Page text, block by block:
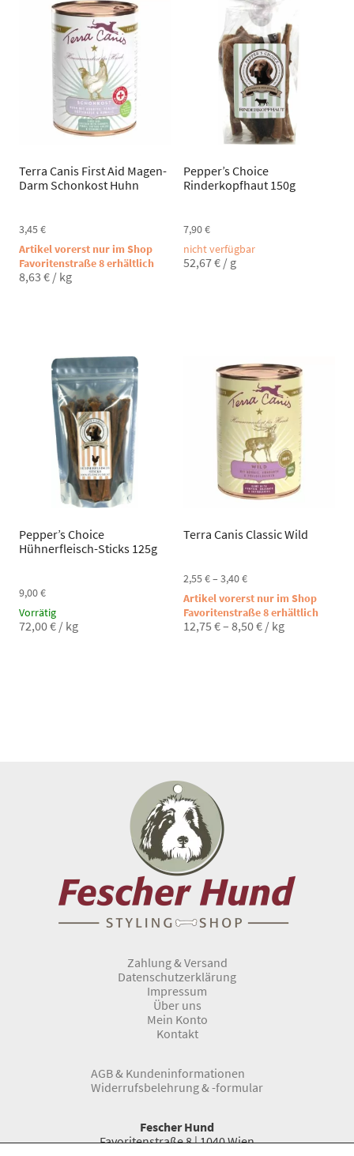
Terra Canis First Aid Magen-
Darm Schonkost Huhn
3,45€
Artikel vorerst nur im Shop
Favoritenstraße 8 erhältlich
8,63 € / kg
Pepper’s Choice
Rinderkopfhaut 150g
7,90€
nicht verfügbar
52,67€ / g
Pepper’s Choice
Hühnerfleisch-Sticks 125g
9,00€
Vorrätig
72,00€ / kg
Terra Canis Classic Wild
2,55€– 3,40€
Artikel vorerst nur im Shop
Favoritenstraße 8 erhältlich
12,75 €– 8,50€ / kg
Zahlung & Versand
Datenschutzerklärung
Impressum
Über uns
Mein Konto
Kontakt
AGB & Kundeninformationen
Widerrufsbelehrung & -formular
Fescher Hund
Favoritenstraße 8 | 1040 Wien